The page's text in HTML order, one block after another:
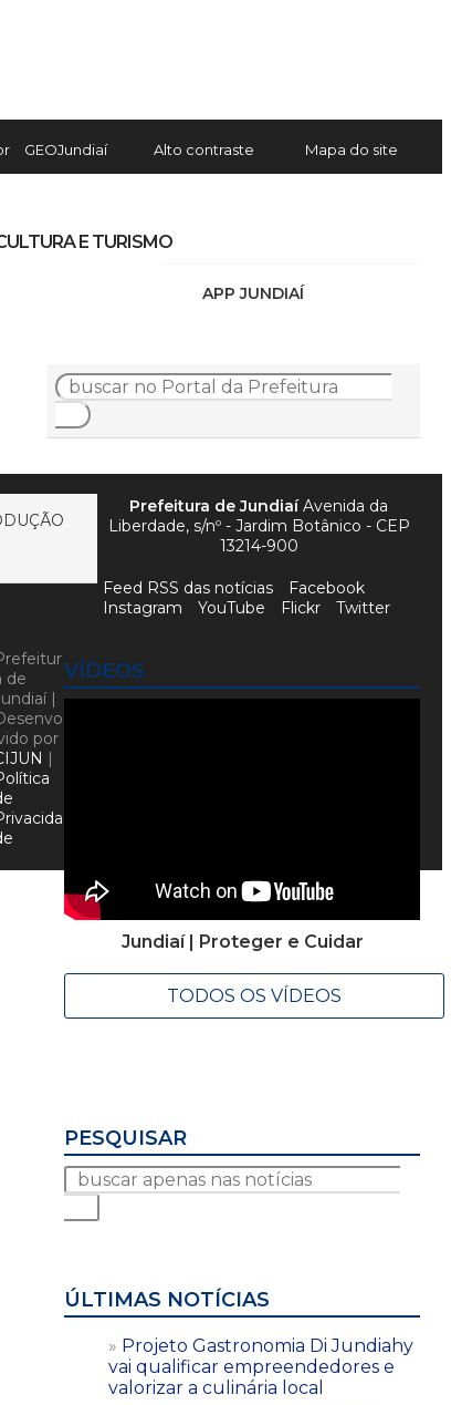
GEOJundiaí Alto contraste Mapa do site
APP JUNDIAÍ
E TURISMO
VÍDEOS
Jundiaí | Proteger e Cuidar
TODOS OS VÍDEOS
PESQUISAR
ÚLTIMAS NOTÍCIAS
Projeto Gastronomia Di Jundiahy
vai qualificar empreendedores e
valorizar a culinária local
Prefeitura de JundiaíAvenida da
Liberdade, s/nº - Jardim Botânico - CEP
13214-900
Feed RSS das notícias
Facebook
Instagram
YouTube Flickr Twitter
de
|
por
|